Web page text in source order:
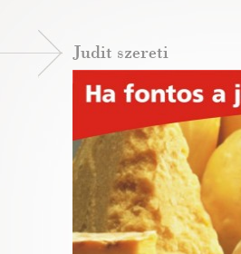
Judit szereti